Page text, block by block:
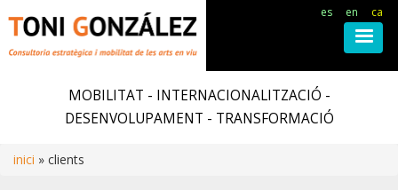
MOBILITAT - INTERNACIONALITZACIÓ -
DESENVOLUPAMENT - TRANSFORMACIÓ
inici clients
es en ca